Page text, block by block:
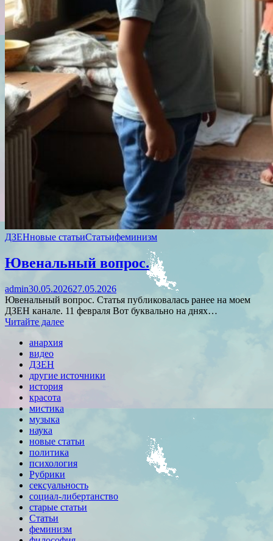
ДЗЕНновые статьиСтатьифеминизм
Ювенальный вопрос.
admin30.05.202627.05.2026
Ювенальный вопрос. Статья публиковалась ранее на моем
ДЗЕН канале. 11 февраля Вот буквально на днях…
Читайте далее
анархия
видео
ДЗЕН
другие источники
история
красота
мистика
музыка
наука
новые статьи
политика
психология
Рубрики
сексуальность
социал-либертанство
старые статьи
Статьи
феминизм